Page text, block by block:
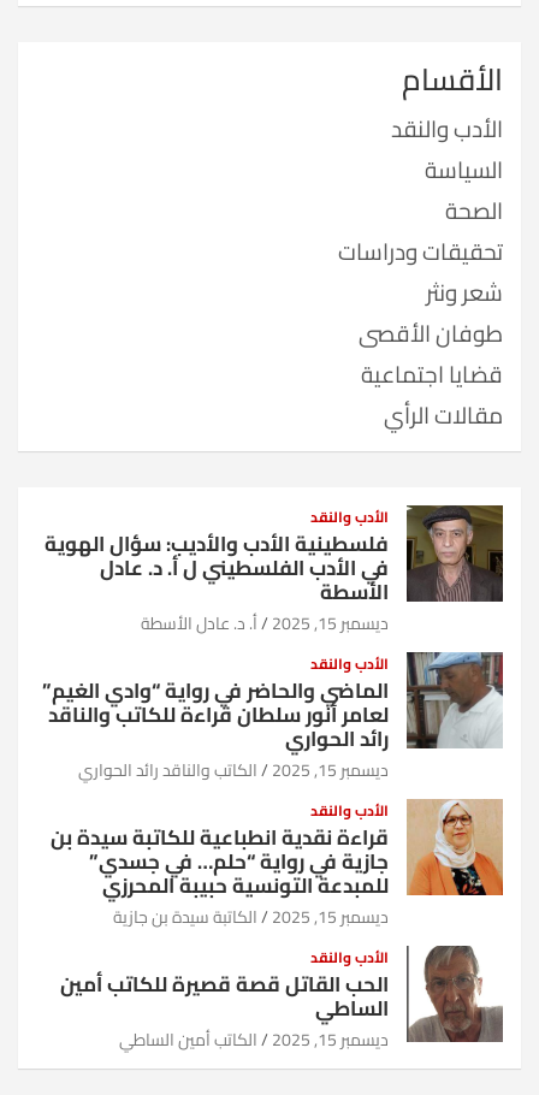
الأقسام
الأدب والنقد
السياسة
الصحة
تحقيقات ودراسات
شعر ونثر
طوفان الأقصى
قضايا اجتماعية
مقالات الرأي
الأدب والنقد
فلسطينية الأدب والأديب: سؤال الهوية
في الأدب الفلسطيني ل أ. د. عادل
الأسطة
ديسمبر 15, 2025 أ. د. عادل الأسطة
الأدب والنقد
الماضي والحاضر في رواية “وادي الغيم”
لعامر أنور سلطان قراءة للكاتب والناقد
رائد الحواري
ديسمبر 15, 2025 الكاتب والناقد رائد الحواري
الأدب والنقد
قراءة نقدية انطباعية للكاتبة سيدة بن
جازية في رواية “حلم… في جسدي”
للمبدعة التونسية حبيبة المحرزي
ديسمبر 15, 2025 الكاتبة سيدة بن جازية
الأدب والنقد
الحب القاتل قصة قصيرة للكاتب أمين
الساطي
ديسمبر 15, 2025 الكاتب أمين الساطي